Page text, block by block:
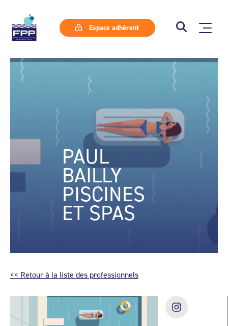
Espace adhérent
PAUL
BAILLY
PISCINES
ET SPAS
<< Retour à la liste des professionnels